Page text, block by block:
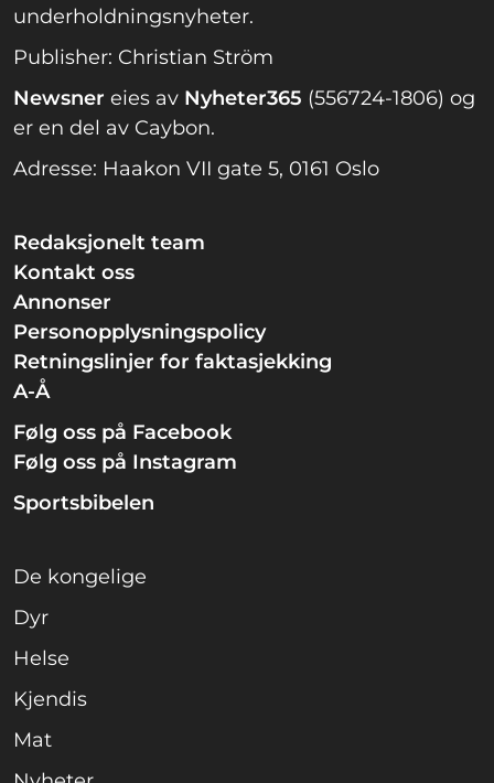
underholdningsnyheter.
Publisher: Christian Ström
Newsner eies av Nyheter365 (556724-1806) og
er en del av Caybon.
Adresse: Haakon VII gate 5, 0161 Oslo
Redaksjonelt team
Kontakt oss
Annonser
Personopplysningspolicy
Retningslinjer for faktasjekking
A-Å
Følg oss på Facebook
Følg oss på Instagram
Sportsbibelen
De kongelige
Dyr
Helse
Kjendis
Mat